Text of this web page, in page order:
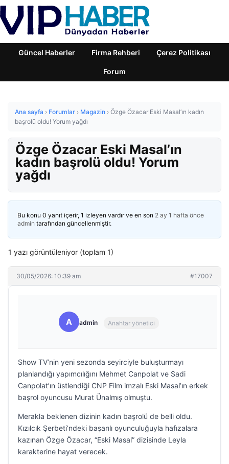
Güncel Haberler Firma Rehberi Çerez Politikası
Forum
Ana sayfa › Forumlar › Magazin › Özge Özacar Eski Masal’ın kadın
başrolü oldu! Yorum yağdı
Özge Özacar Eski Masal’ın
kadın başrolü oldu! Yorum
yağdı
Bu konu 0 yanıt içerir, 1 izleyen vardır ve en son 2 ay 1 hafta önce
admin tarafından güncellenmiştir.
1 yazı görüntüleniyor (toplam 1)
30/05/2026: 10:39 am #17007
A admin Anahtar yönetici
Show TV’nin yeni sezonda seyirciyle buluşturmayı
planlandığı yapımcılığını Mehmet Canpolat ve Sadi
Canpolat’ın üstlendiği CNP Film imzalı Eski Masal’ın erkek
başrol oyuncusu Murat Ünalmış olmuştu.
Merakla beklenen dizinin kadın başrolü de belli oldu.
Kızılcık Şerbeti’ndeki başarılı oyunculuğuyla hafızalara
kazınan Özge Özacar, “Eski Masal” dizisinde Leyla
karakterine hayat verecek.